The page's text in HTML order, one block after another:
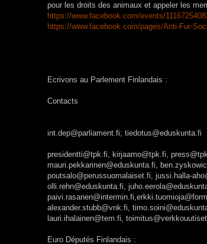
pour les droits des animaux et appeler les
https://www.facebook.com/events/
https://www.facebook.com/pages/Anti-Fur-
Ecrivons au Parlement Finlandais :
Contacts
int.dep@parliament.fi; tiedotus@eduskunta.fi
presidentti@tpk.fi, kirjaamo@tpk.fi,
mauri.pekkarinen@eduskunta.fi,
poutsalo@perussuomalaiset.fi, jussi.halla-
olli.rehn@eduskunta.fi,
alexander.stubb@vnk.fi,
lauri.ihalainen@tem.fi,
Euro Députés Finlandais :